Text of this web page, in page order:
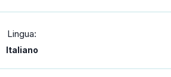
Lingua:
Italiano